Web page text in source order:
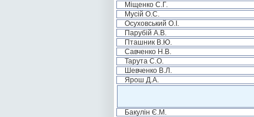
Міщенко С.Г.
Мусій О.С.
Осуховський О.І.
Парубій А.В.
Пташник В.Ю.
Савченко Н.В.
Тарута С.О.
Шевченко В.Л.
Ярош Д.А.
Бакулін Є.М.